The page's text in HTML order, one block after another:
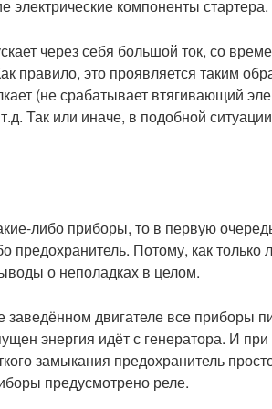
электрические компоненты стартера.
через себя большой ток, со
правило, это проявляется таким
(не срабатывает втягивающий
Так или иначе, в подобной
либо приборы, то в первую
предохранитель. Потому, как только
о неполадках в целом.
двигателе все приборы
энергия идёт с генератора. И при
замыкания предохранитель
предусмотрено реле.